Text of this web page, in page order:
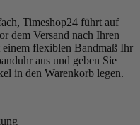
Timeshop24 führt auf
dem Versand nach Ihren
flexiblen Bandmaß Ihr
aus und geben Sie
in den Warenkorb legen.